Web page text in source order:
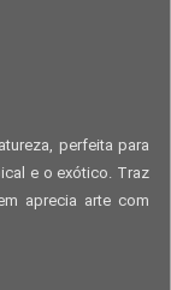
perfeita para
e o exótico. Traz
aprecia arte com